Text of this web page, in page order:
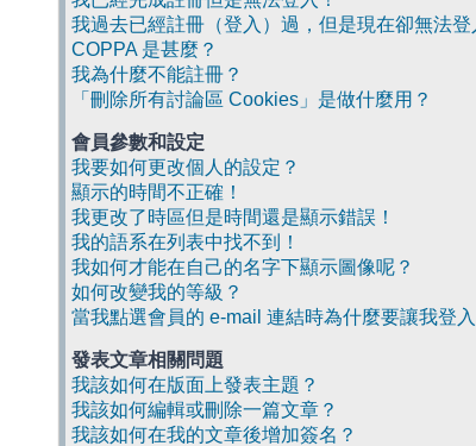
我過去已經註冊（登入）過，但是現在卻無法登
COPPA 是甚麼？
我為什麼不能註冊？
「刪除所有討論區 Cookies」是做什麼用？
會員參數和設定
我要如何更改個人的設定？
顯示的時間不正確！
我更改了時區但是時間還是顯示錯誤！
我的語系在列表中找不到！
我如何才能在自己的名字下顯示圖像呢？
如何改變我的等級？
當我點選會員的 e-mail 連結時為什麼要讓我登入
發表文章相關問題
我該如何在版面上發表主題？
我該如何編輯或刪除一篇文章？
我該如何在我的文章後增加簽名？